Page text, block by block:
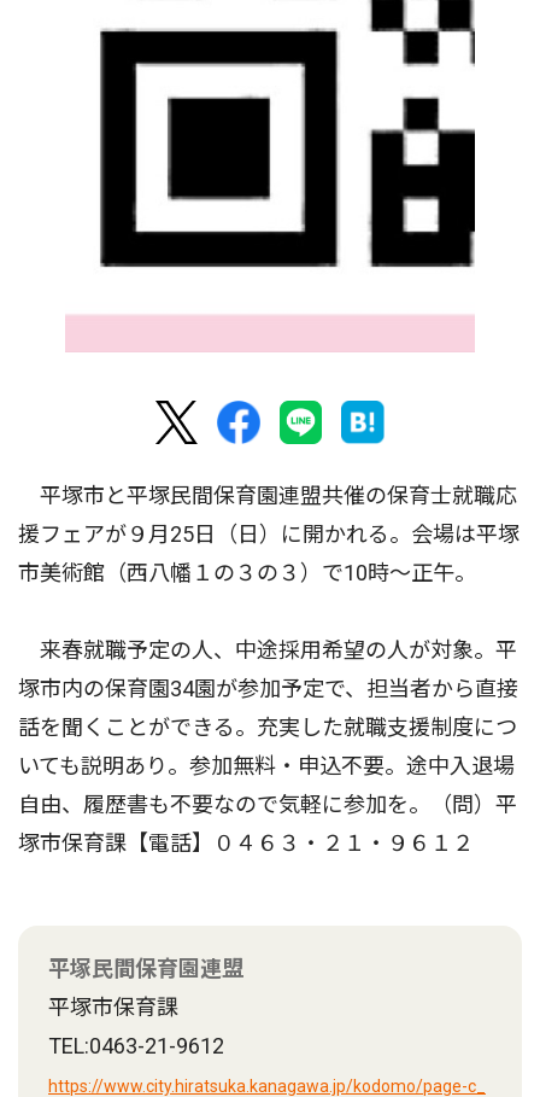
平塚市と平塚民間保育園連盟共催の保育士就職応
援フェアが９月25日（日）に開かれる。会場は平塚
市美術館（西八幡１の３の３）で10時〜正午。
来春就職予定の人、中途採用希望の人が対象。平
塚市内の保育園34園が参加予定で、担当者から直接
話を聞くことができる。充実した就職支援制度につ
いても説明あり。参加無料・申込不要。途中入退場
自由、履歴書も不要なので気軽に参加を。（問）平
塚市保育課【電話】０４６３・２１・９６１２
平塚民間保育園連盟
平塚市保育課
TEL:0463-21-9612
https://www.city.hiratsuka.kanagawa.jp/kodomo/page-c_